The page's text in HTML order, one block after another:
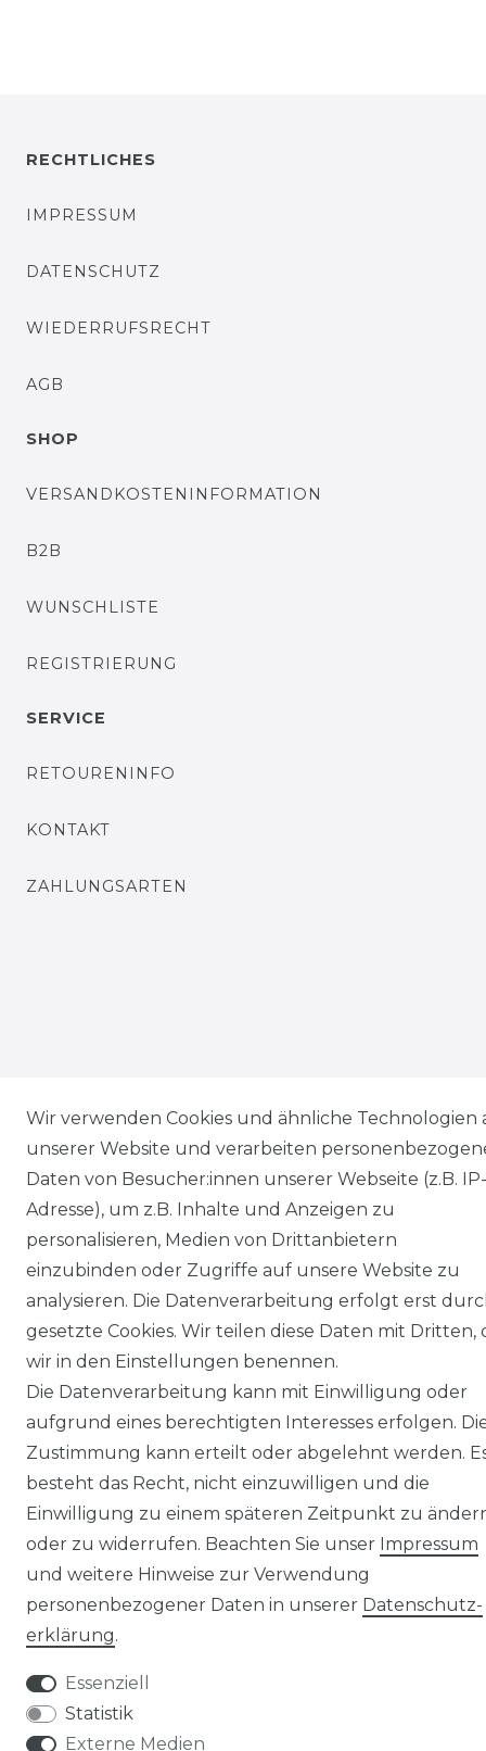
RECHTLICHES
IMPRESSUM
DATENSCHUTZ
WIEDERRUFSRECHT
AGB
SHOP
VERSANDKOSTENINFORMATION
B2B
WUNSCHLISTE
REGISTRIERUNG
SERVICE
RETOURENINFO
KONTAKT
ZAHLUNGSARTEN
Wir verwenden Cookies und ähnliche Technologien
unserer Website und verarbeiten
Daten von Besucher:innen unserer Webseite (z.B. IP-
Adresse), um z.B. Inhalte und Anzeigen zu
personalisieren, Medien von Drittanbietern
einzubinden oder Zugriffe auf unsere Website zu
analysieren. Die Datenverarbeitung erfolgt erst
gesetzte Cookies. Wir teilen diese Daten mit Dritten,
wir in den Einstellungen benennen.
Die Datenverarbeitung kann mit Einwilligung oder
aufgrund eines berechtigten Interesses erfolgen.
Zustimmung kann erteilt oder abgelehnt werden.
besteht das Recht, nicht einzuwilligen und die
Einwilligung zu einem späteren Zeitpunkt zu
oder zu widerrufen. Beachten Sie unser Impressum
und weitere Hinweise zur Verwendung
personenbezogener Daten in unserer Daten­schutz­
erklärung.
Essenziell
Statistik
Externe Medien